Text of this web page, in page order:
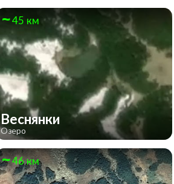
45 км
Веснянки
Озеро
46 км